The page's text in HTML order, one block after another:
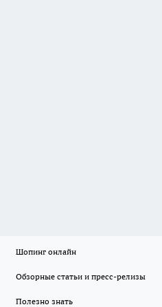
Шопинг онлайн
Обзорные статьи и пресс-релизы
Полезно знать